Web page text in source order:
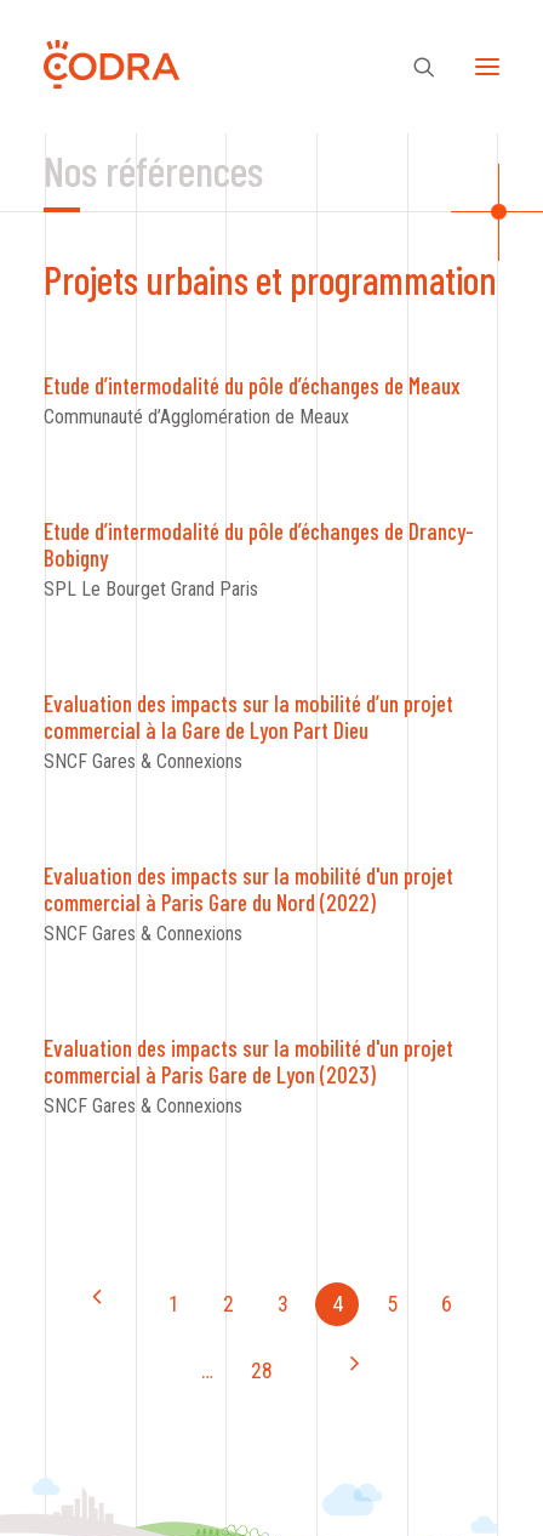
Des valeurs, une équipe
Nos savoir-faire
Notre regard
CODRA recrute
Nos références
Projets urbains et programmation
Etude d’intermodalité du pôle d’échanges de Meaux
Communauté d’Agglomération de Meaux
Etude d’intermodalité du pôle d’échanges de Drancy-
Bobigny
SPL Le Bourget Grand Paris
Evaluation des impacts sur la mobilité d’un projet
commercial à la Gare de Lyon Part Dieu
SNCF Gares & Connexions
Evaluation des impacts sur la mobilité d'un projet
commercial à Paris Gare du Nord (2022)
SNCF Gares & Connexions
Evaluation des impacts sur la mobilité d'un projet
commercial à Paris Gare de Lyon (2023)
SNCF Gares & Connexions
1 2 3 4 5 6
… 28